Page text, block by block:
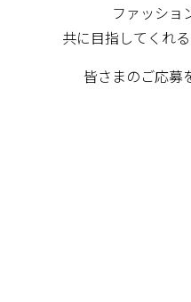
ファッショ
共に目指してくれ
皆さまのご応募